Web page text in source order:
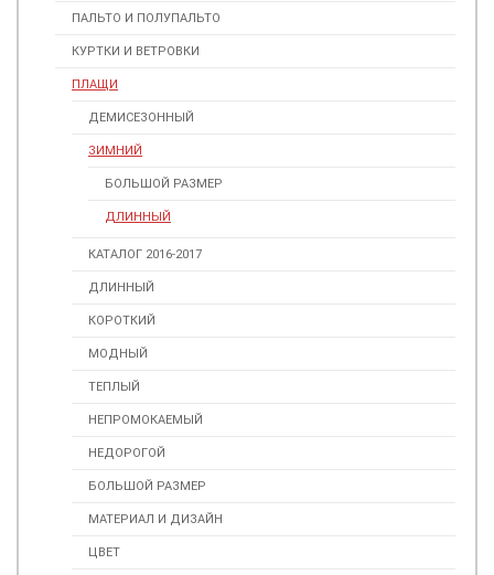
ПАЛЬТО И ПОЛУПАЛЬТО
КУРТКИ И ВЕТРОВКИ
ПЛАЩИ
ДЕМИСЕЗОННЫЙ
ЗИМНИЙ
БОЛЬШОЙ РАЗМЕР
ДЛИННЫЙ
КАТАЛОГ 2016-2017
ДЛИННЫЙ
КОРОТКИЙ
МОДНЫЙ
ТЕПЛЫЙ
НЕПРОМОКАЕМЫЙ
НЕДОРОГОЙ
БОЛЬШОЙ РАЗМЕР
МАТЕРИАЛ И ДИЗАЙН
ЦВЕТ